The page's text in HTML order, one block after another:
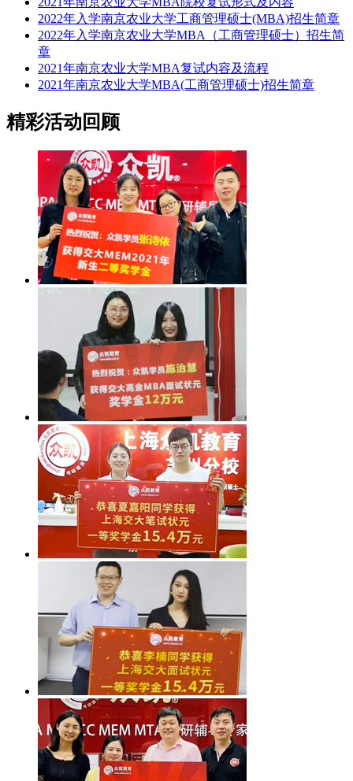
2022年入学南京农业大学工商管理硕士(MBA)招生简章
2022年入学南京农业大学MBA（工商管理硕士）招生简
章
2021年南京农业大学MBA复试内容及流程
2021年南京农业大学MBA(工商管理硕士)招生简章
精彩活动回顾